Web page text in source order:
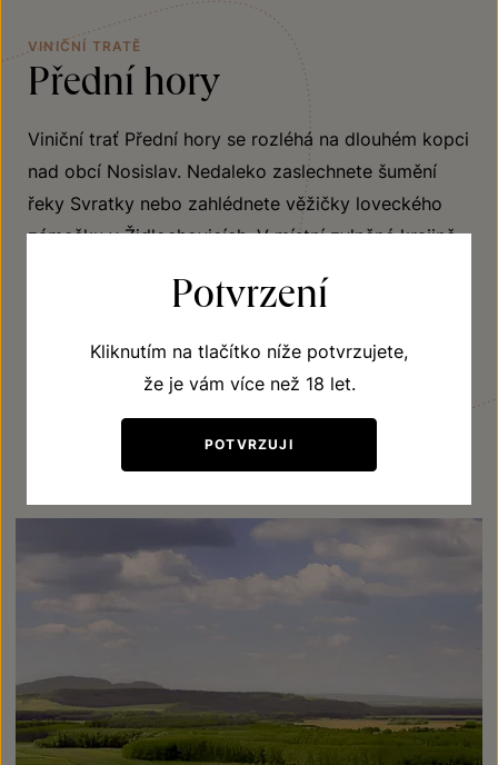
VINIČNÍ TRATĚ
Přední hory
Viniční trať Přední hory se rozléhá na dlouhém kopci
nad obcí Nosislav. Nedaleko zaslechnete šumění
řeky Svratky nebo zahlédnete věžičky loveckého
zámečku v Židlochovicích. V místní zvlněné krajině,
Židlochovice, je to nejjižněji položená vinice. V jejím
plnost, svěžest a lehkou mineralitou.
Potvrzení
Kliknutím na tlačítko níže potvrzujete,
že je vám více než 18 let.
POTVRZUJI